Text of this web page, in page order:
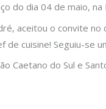
do dia 04 de maio, na
aceitou o convite
cuisine! Seguiu-se
Caetano do Sul e